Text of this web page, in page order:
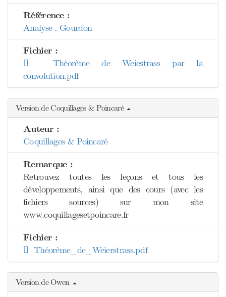
Référence :
Analyse , Gourdon
Fichier :
Théorème de Weiestrass par la
convolution.pdf
Version de Coquillages & Poincaré
Auteur :
Coquillages & Poincaré
Remarque :
Retrouvez toutes les leçons et tous les
développements, ainsi que des cours (avec les
fichiers sources) sur mon site
www.coquillagesetpoincare.fr
Fichier :
Théorème_de_Weierstrass.pdf
Version de Owen